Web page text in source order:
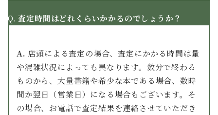
Q.査定時間はどれくらいかかるのでしょうか？
A. 店頭による査定の場合、査定にかかる時間は量
や混雑状況によっても異なります。数分で終わる
ものから、大量書籍や希少な本である場合、数時
間か翌日（営業日）になる場合もございます。そ
の場合、お電話で査定結果を連絡させていただき